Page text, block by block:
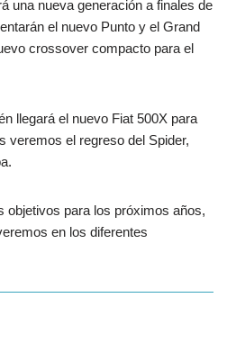
una nueva generación a finales de
el nuevo Punto y el Grand
crossover compacto para el
llegará el nuevo Fiat 500X para
veremos el regreso del Spider,
objetivos para los próximos años,
en los diferentes